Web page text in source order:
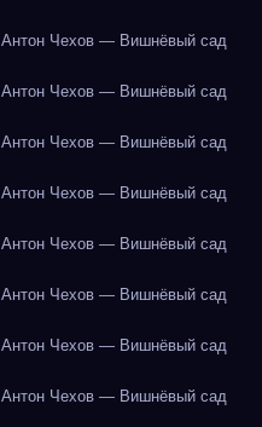
Антон Чехов — Вишнёвый сад
Антон Чехов — Вишнёвый сад
Антон Чехов — Вишнёвый сад
Антон Чехов — Вишнёвый сад
Антон Чехов — Вишнёвый сад
Антон Чехов — Вишнёвый сад
Антон Чехов — Вишнёвый сад
Антон Чехов — Вишнёвый сад